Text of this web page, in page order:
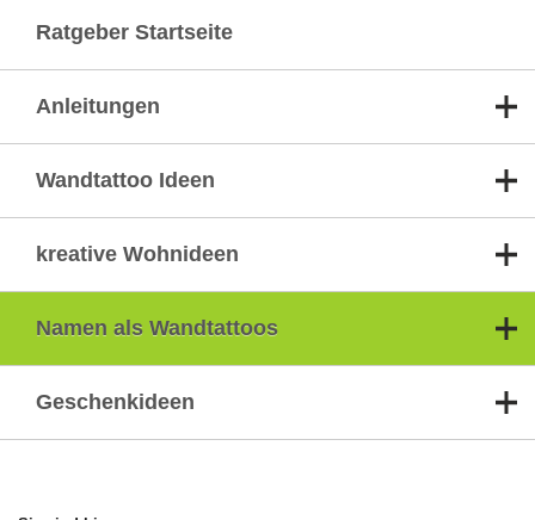
Ratgeber Startseite
Anleitungen
Wandtattoo Ideen
kreative Wohnideen
Namen als Wandtattoos
Geschenkideen